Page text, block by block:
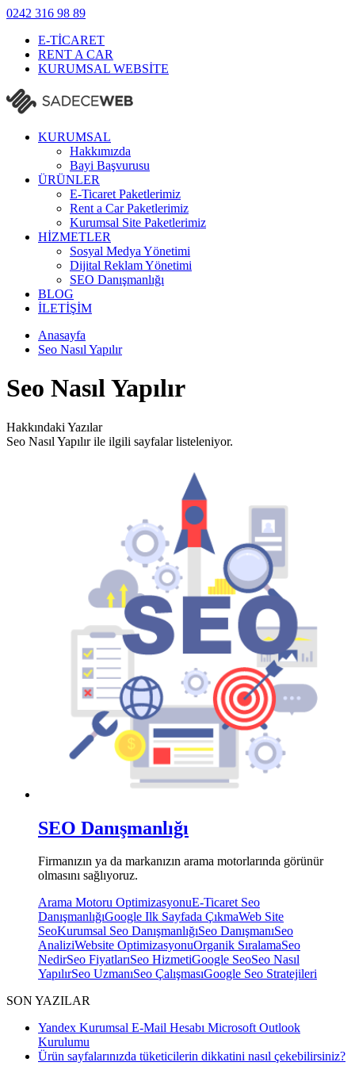
0242 316 98 89
E-TİCARET
RENT A CAR
KURUMSAL WEBSİTE
KURUMSAL
Hakkımızda
Bayi Başvurusu
ÜRÜNLER
E-Ticaret Paketlerimiz
Rent a Car Paketlerimiz
Kurumsal Site Paketlerimiz
HİZMETLER
Sosyal Medya Yönetimi
Dijital Reklam Yönetimi
SEO Danışmanlığı
BLOG
İLETİŞİM
Anasayfa
Seo Nasıl Yapılır
Seo Nasıl Yapılır
Hakkındaki Yazılar
Seo Nasıl Yapılır ile ilgili sayfalar listeleniyor.
SEO Danışmanlığı
Firmanızın ya da markanızın arama motorlarında görünür
olmasını sağlıyoruz.
Arama Motoru OptimizasyonuE-Ticaret Seo
DanışmanlığıGoogle Ilk Sayfada ÇıkmaWeb Site
SeoKurumsal Seo DanışmanlığıSeo DanışmanıSeo
AnaliziWebsite OptimizasyonuOrganik SıralamaSeo
NedirSeo FiyatlarıSeo HizmetiGoogle SeoSeo Nasıl
YapılırSeo UzmanıSeo ÇalışmasıGoogle Seo Stratejileri
SON YAZILAR
Yandex Kurumsal E-Mail Hesabı Microsoft Outlook
Kurulumu
Ürün sayfalarınızda tüketicilerin dikkatini nasıl çekebilirsiniz?